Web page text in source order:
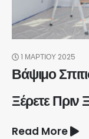
1 ΜΑΡΤΊΟΥ 2025
Βάψιμο
Ξέρετε Πριν
Read More